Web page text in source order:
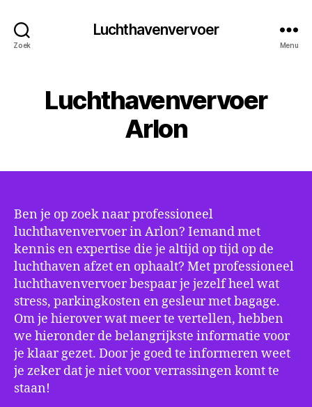
Zoek
Luchthavenvervoer
Menu
Luchthavenvervoer
Arlon
Ben je op zoek naar professioneel
luchthavenvervoer in Arlon? Iemand met
kennis en expertise die je altijd op tijd op de
luchthaven afzet en ophaalt? Met professioneel
luchthavenvervoer bespaar je jezelf heel wat
stress, parkingkosten en gesleur met bagage.
Om je hierover wat meer te vertellen, hebben
we hieronder de belangrijkste informatie voor
je klaar gezet. Door je goed te informeren weet
je zeker dat je niet voor verrassingen komt te
staan!